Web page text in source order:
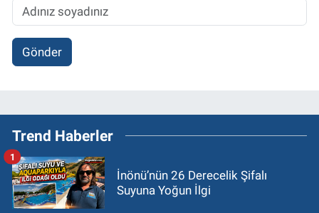
Gönder
Trend Haberler
İnönü’nün 26 Derecelik Şifalı
Suyuna Yoğun İlgi
1